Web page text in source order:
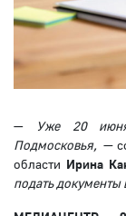
— Уже 20
Подмосковья, —
области Ирина
подать